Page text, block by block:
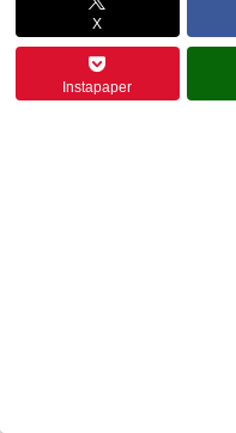
X
Instapaper